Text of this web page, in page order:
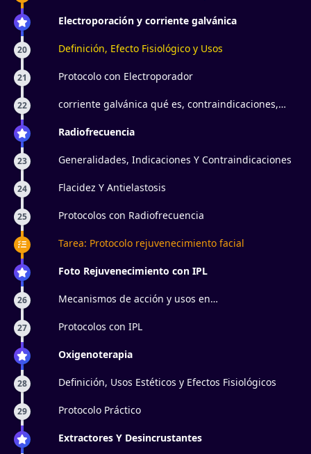
Electroporación y corriente galvánica
20 Definición, Efecto Fisiológico y Usos
21 Protocolo con Electroporador
22
corriente galvánica qué es, contraindicaciones,
Radiofrecuencia
23 Generalidades, Indicaciones Y Contraindicaciones
24 Flacidez Y Antielastosis
25 Protocolos con Radiofrecuencia
Tarea: Protocolo rejuvenecimiento facial
Foto Rejuvenecimiento con IPL
26
Mecanismos de acción y usos en
27 Protocolos con IPL
Oxigenoterapia
28 Definición, Usos Estéticos y Efectos Fisiológicos
29 Protocolo Práctico
Extractores Y Desincrustantes